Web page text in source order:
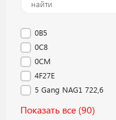
0B5
0C8
0CM
4F27E
5 Gang NAG1 722,6
Показать все (90)